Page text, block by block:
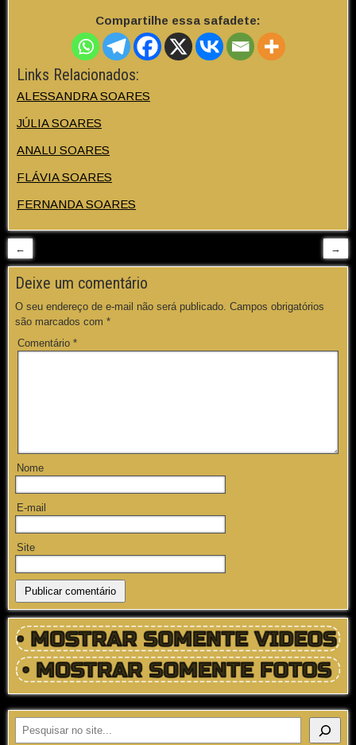
Compartilhe essa safadete:
Links Relacionados:
ALESSANDRA SOARES
JÚLIA SOARES
ANALU SOARES
FLÁVIA SOARES
FERNANDA SOARES
← →
Deixe um comentário
O seu endereço de e-mail não será publicado. Campos obrigatórios
são marcados com *
Comentário *
Nome
E-mail
Site